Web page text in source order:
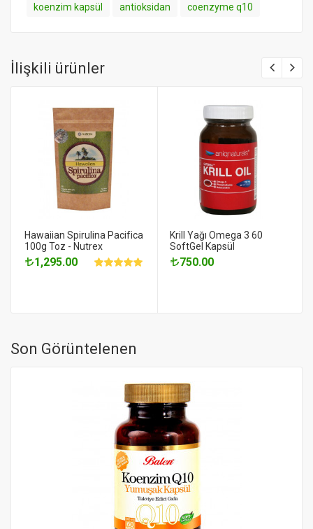
koenzim kapsül antioksidan coenzyme q10
İlişkili ürünler
Hawaiian Spirulina Pacifica
100g Toz - Nutrex
1,295.00
Krill Yağı Omega 3 60
SoftGel Kapsül
750.00
Son Görüntelenen